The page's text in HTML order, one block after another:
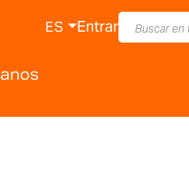
ES Entrar